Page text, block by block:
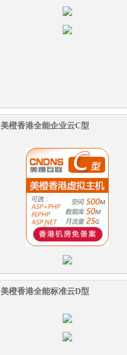
美橙香港全能企业云C型
美橙香港全能标准云D型